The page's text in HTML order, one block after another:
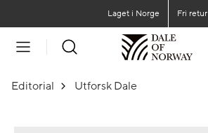
Laget i Norge Fri retur
Editorial Utforsk Dale